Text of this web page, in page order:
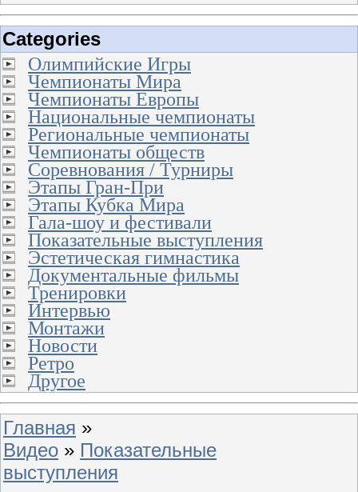
Categories
Олимпийские Игры
Чемпионаты Мира
Чемпионаты Европы
Национальные чемпионаты
Региональные чемпионаты
Чемпионаты обществ
Соревнования / Турниры
Этапы Гран-При
Этапы Кубка Мира
Гала-шоу и фестивали
Показательные выступления
Эстетическая гимнастика
Документальные фильмы
Тренировки
Интервью
Монтажи
Новости
Ретро
Другое
Главная »
Видео » Показательные
выступления